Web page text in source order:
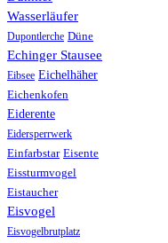
Wasserläufer
Dupontlerche Düne
Echinger Stausee
Eibsee Eichelhäher
Eichenkofen
Eiderente
Eidersperrwerk
Einfarbstar Eisente
Eissturmvogel
Eistaucher
Eisvogel
Eisvogelbrutplatz